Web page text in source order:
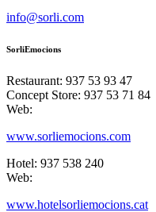
info@sorli.com
SorliEmocions
Restaurant: 937 53 93 47
Concept Store: 937 53 71 84
Web:
www.sorliemocions.com
Hotel: 937 538 240
Web:
www.hotelsorliemocions.cat